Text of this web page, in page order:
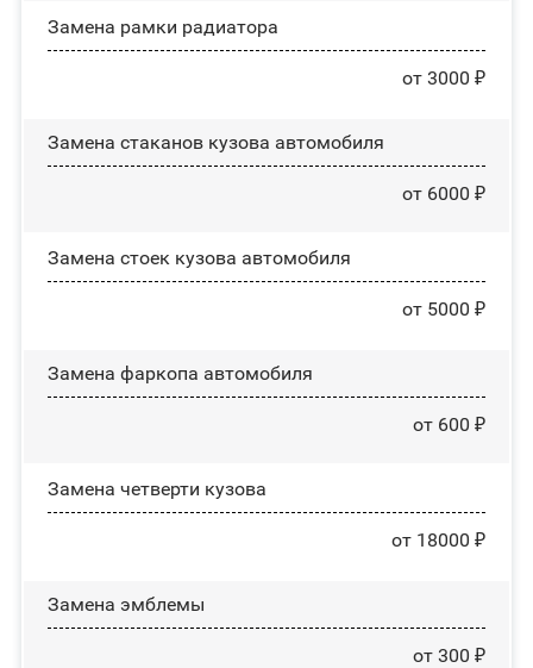
Замена рамки радиатора
от 3000 ₽
Замена стаканов кузова автомобиля
от 6000 ₽
Замена стоек кузова автомобиля
от 5000 ₽
Замена фаркопа автомобиля
от 600 ₽
Замена четверти кузова
от 18000 ₽
Замена эмблемы
от 300 ₽